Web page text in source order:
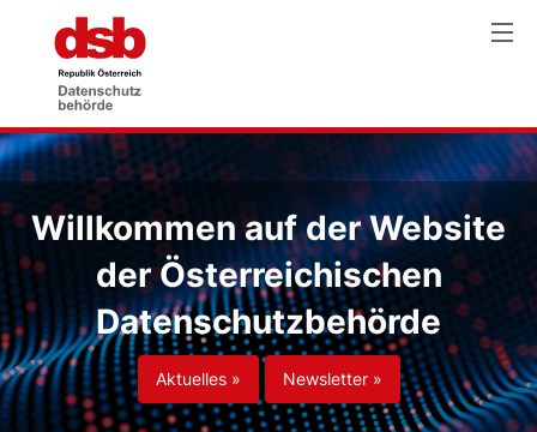
Willkommen auf der Website
der Österreichischen
Datenschutzbehörde
Aktuelles » Newsletter »